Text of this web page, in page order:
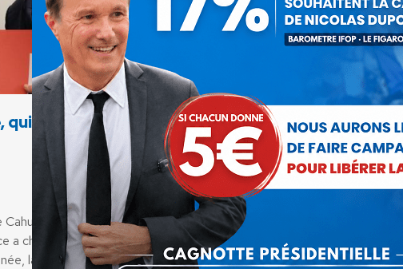
L’incompétence des socialistes par
A+B
Communiqués ParDebout La France
15 mai 2013
Les chiffres sont cruels mais ils ne mentent pas.
Les statistiques publiées ce matin par l'Insee en
font encore la démonstration. Ils prouvent par A+B
l'incompétence des socialistes. Une nouvelle…
qui
a
a changé
la